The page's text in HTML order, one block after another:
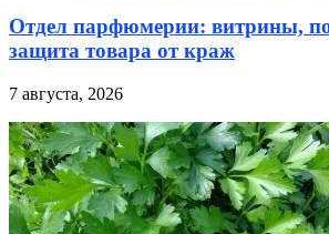
Отдел парфюмерии: витрины,
защита товара от краж
7 августа, 2026